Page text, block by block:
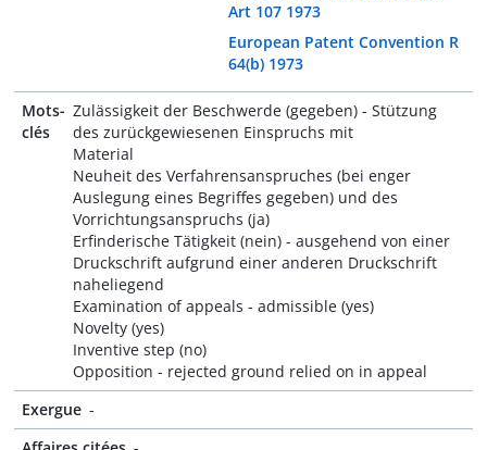
Art 107 1973
European Patent Convention R
64(b) 1973
Mots-
clés
Zulässigkeit der Beschwerde (gegeben) - Stützung
des zurückgewiesenen Einspruchs mit
Material
Neuheit des Verfahrensanspruches (bei enger
Auslegung eines Begriffes gegeben) und des
Vorrichtungsanspruchs (ja)
Erfinderische Tätigkeit (nein) - ausgehend von einer
Druckschrift aufgrund einer anderen Druckschrift
naheliegend
Examination of appeals - admissible (yes)
Novelty (yes)
Inventive step (no)
Opposition - rejected ground relied on in appeal
Exergue -